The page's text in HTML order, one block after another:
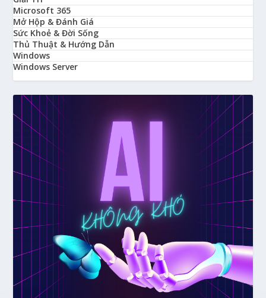
Microsoft 365
Mở Hộp & Đánh Giá
Sức Khoẻ & Đời Sống
Thủ Thuật & Hướng Dẫn
Windows
Windows Server